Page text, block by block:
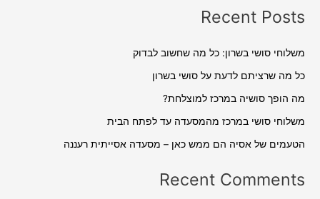
Recent Posts
משלוחי סושי בשרון: כל מה שחשוב לבדוק
כל מה שרציתם לדעת על סושי בשרון
מה הופך סושיה במרכז למוצלחת?
משלוחי סושי במרכז מהמסעדה עד לפתח הבית
הטעמים של אסיה הם ממש כאן – מסעדה אסייתית רעננה
Recent Comments